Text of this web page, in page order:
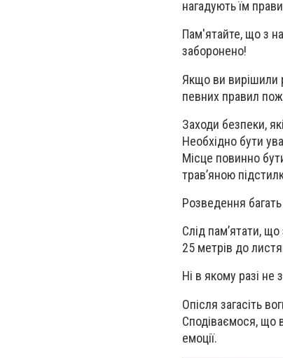
нагадують їм
Пам'ятайте, що з
заборонено!
Якщо ви вирішили
певних правил
Заходи безпеки,
Необхідно бути
Місце повинно
трав’яною
Розведення
Слід пам’ятати,
25 метрів до
Ні в якому разі не
Опісля загасіть
Сподіваємося, що
емоції.